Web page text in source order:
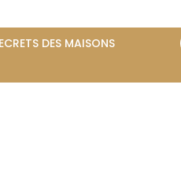
votre projet
DES MAISONS